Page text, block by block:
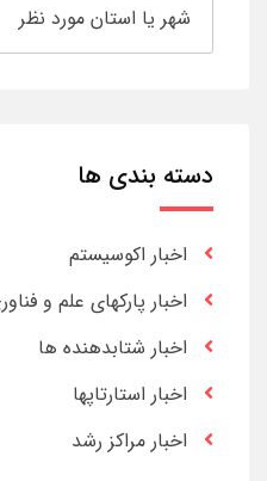
دسته بندی ها
اخبار اکوسیستم
اخبار پارکهای علم و
اخبار شتابدهنده ها
اخبار استارتاپها
اخبار مراکز رشد